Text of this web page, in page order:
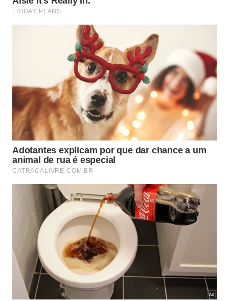
3-Sebastião Nunes Chaves Neto
Uma jogada clássica e elegante para impressionar
os convidados é preparar um Fitzgerald, drink que
destaca o perfil aromático do gin.”Um passe lateral
e preciso (botânicos perfeitos) correndo para cima
e quebrando a defesa adversária, cortando como
um zimbro cítrico e finalizando no ângulo direito
com um toque de bitter aromático para explodir em
comemoração.” De Gollllllll…….